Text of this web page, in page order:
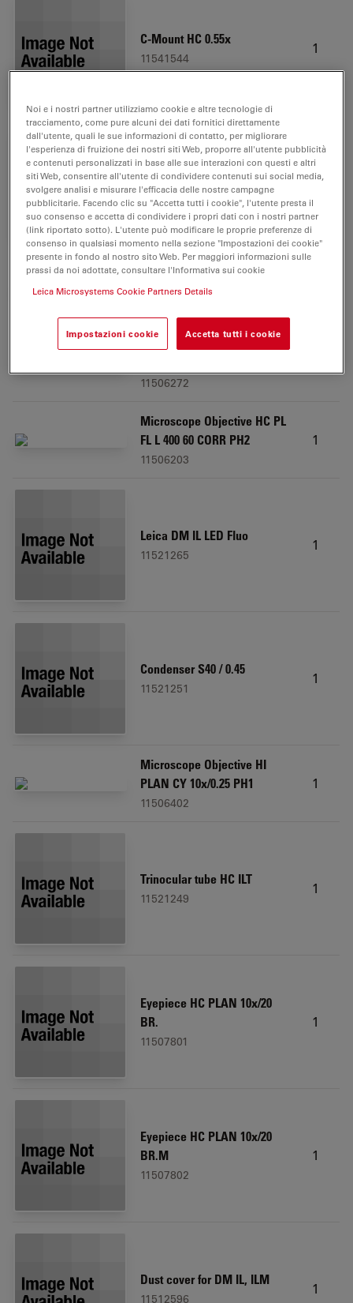
C-Mount HC 0.55x
11541544
1
Filter System GFP ET, size S
11504174
1
Microscope Objective HI
PLAN 4x/0.10 PH0
Microscope Objective HI
11506272
Microscope Objective HC PL
FL L 400 60 CORR PH2
11506203
1
Leica DM IL LED Fluo
11521265
1
Condenser S40 / 0.45
11521251
1
Microscope Objective HI
PLAN CY 10x/0.25 PH1
11506402
1
Trinocular tube HC ILT
11521249
1
Eyepiece HC PLAN 10x/20
BR.
11507801
1
Eyepiece HC PLAN 10x/20
BR.M
11507802
1
Dust cover for DM IL, ILM
11512596
1
Noi e i nostri partner utilizziamo cookie e altre tecnologie di
tracciamento, come pure alcuni dei dati fornitici direttamente
dall'utente, quali le sue informazioni di contatto, per migliorare
l'esperienza di fruizione dei nostri siti Web, proporre all'utente pubblicità
e contenuti personalizzati in base alle sue interazioni con questi e altri
siti Web, consentire all'utente di condividere contenuti sui social media,
svolgere analisi e misurare l'efficacia delle nostre campagne
pubblicitarie. Facendo clic su "Accetta tutti i cookie", l'utente presta il
suo consenso e accetta di condividere i propri dati con i nostri partner
(link riportato sotto). L'utente può modificare le proprie preferenze di
consenso in qualsiasi momento nella sezione "Impostazioni dei cookie"
presente in fondo al nostro sito Web. Per maggiori informazioni sulle
prassi da noi adottate, consultare l'Informativa sui cookie
Leica Microsystems Cookie Partners Details
Impostazioni cookie Accetta tutti i cookie